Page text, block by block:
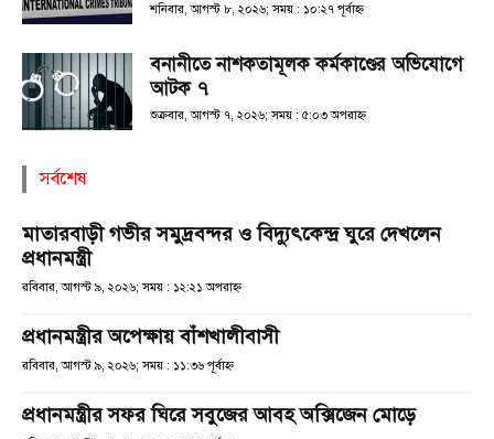
শনিবার, আগস্ট ৮, ২০২৬; সময় : ১০:২৭ পূর্বাহ্ণ
বনানীতে নাশকতামূলক কর্মকাণ্ডের অভিযোগে
আটক ৭
শুক্রবার, আগস্ট ৭, ২০২৬; সময় : ৫:০৩ অপরাহ্ণ
সর্বশেষ
মাতারবাড়ী গভীর সমুদ্রবন্দর ও বিদ্যুৎকেন্দ্র ঘুরে দেখলেন
প্রধানমন্ত্রী
রবিবার, আগস্ট ৯, ২০২৬; সময় : ১২:২১ অপরাহ্ণ
প্রধানমন্ত্রীর অপেক্ষায় বাঁশখালীবাসী
রবিবার, আগস্ট ৯, ২০২৬; সময় : ১১:৩৬ পূর্বাহ্ণ
প্রধানমন্ত্রীর সফর ঘিরে সবুজের আবহ অক্সিজেন মোড়ে